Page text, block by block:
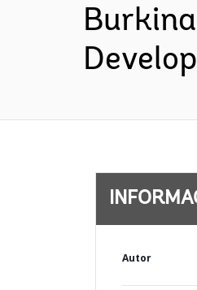
Autor